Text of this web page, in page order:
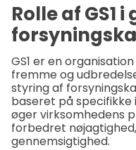
Rolle af GS1
GS1 er en
fremme og
styring af
baseret på
øger virksomhedens
forbedret
gennemsigtighed.